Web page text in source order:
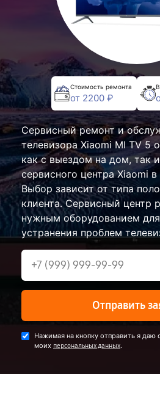
Стоимость ремонта
от 2200 ₽
Сервисный ремонт и
телевизора Xiaomi MI TV 5
как с выездом на дом, так
сервисного центра Xiaomi в
Выбор зависит от типа
клиента. Сервисный центр
нужным оборудованием
устранения проблем
Отправить
Нажимая на кнопку отправить я даю
моих персональных данных.